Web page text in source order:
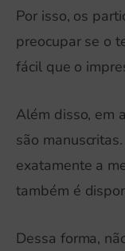
Por isso, os
preocupar se o
fácil que o
Além disso, em
são
exatamente a
também é
Dessa forma,